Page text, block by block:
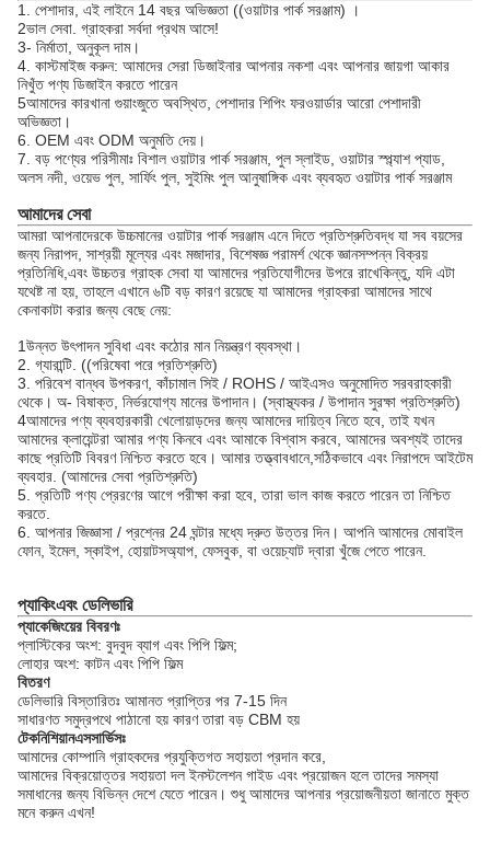
1. পেশাদার, এই লাইনে 14 বছর অভিজ্ঞতা ((ওয়াটার পার্ক সরঞ্জাম) ।
2ভাল সেবা. গ্রাহকরা সর্বদা প্রথম আসে!
3- নির্মাতা, অনুকূল দাম।
4. কাস্টমাইজ করুন: আমাদের সেরা ডিজাইনার আপনার নকশা এবং আপনার জায়গা আকার
নিখুঁত পণ্য ডিজাইন করতে পারেন
5আমাদের কারখানা গুয়াংজুতে অবস্থিত, পেশাদার শিপিং ফরওয়ার্ডার আরো পেশাদারী
অভিজ্ঞতা।
6. OEM এবং ODM অনুমতি দেয়।
7. বড় পণ্যের পরিসীমাঃ বিশাল ওয়াটার পার্ক সরঞ্জাম, পুল স্লাইড, ওয়াটার স্প্ল্যাশ প্যাড,
অলস নদী, ওয়েভ পুল, সার্ফিং পুল, সুইমিং পুল আনুষাঙ্গিক এবং ব্যবহৃত ওয়াটার পার্ক সরঞ্জাম
আমাদের সেবা
আমরা আপনাদেরকে উচ্চমানের ওয়াটার পার্ক সরঞ্জাম এনে দিতে প্রতিশ্রুতিবদ্ধ যা সব বয়সের
জন্য নিরাপদ, সাশ্রয়ী মূল্যের এবং মজাদার, বিশেষজ্ঞ পরামর্শ থেকে জ্ঞানসম্পন্ন বিক্রয়
প্রতিনিধি,এবং উচ্চতর গ্রাহক সেবা যা আমাদের প্রতিযোগীদের উপরে রাখেকিন্তু, যদি এটা
যথেষ্ট না হয়, তাহলে এখানে ৬টি বড় কারণ রয়েছে যা আমাদের গ্রাহকরা আমাদের সাথে
কেনাকাটা করার জন্য বেছে নেয়:
1উন্নত উৎপাদন সুবিধা এবং কঠোর মান নিয়ন্ত্রণ ব্যবস্থা।
2. গ্যারান্টি. ((পরিষেবা পরে প্রতিশ্রুতি)
3. পরিবেশ বান্ধব উপকরণ, কাঁচামাল সিই / ROHS / আইএসও অনুমোদিত সরবরাহকারী
থেকে। অ- বিষাক্ত, নির্ভরযোগ্য মানের উপাদান। (স্বাস্থ্যকর / উপাদান সুরক্ষা প্রতিশ্রুতি)
4আমাদের পণ্য ব্যবহারকারী খেলোয়াড়দের জন্য আমাদের দায়িত্ব নিতে হবে, তাই যখন
আমাদের ক্লায়েন্টরা আমার পণ্য কিনবে এবং আমাকে বিশ্বাস করবে, আমাদের অবশ্যই তাদের
কাছে প্রতিটি বিবরণ নিশ্চিত করতে হবে। আমার তত্ত্বাবধানে,সঠিকভাবে এবং নিরাপদে আইটেম
ব্যবহার. (আমাদের সেবা প্রতিশ্রুতি)
5. প্রতিটি পণ্য প্রেরণের আগে পরীক্ষা করা হবে, তারা ভাল কাজ করতে পারেন তা নিশ্চিত
করতে.
6. আপনার জিজ্ঞাসা / প্রশ্নের 24 ঘন্টার মধ্যে দ্রুত উত্তর দিন। আপনি আমাদের মোবাইল
ফোন, ইমেল, স্কাইপ, হোয়াটসঅ্যাপ, ফেসবুক, বা ওয়েচ্যাট দ্বারা খুঁজে পেতে পারেন.
প্যাকিংএবং ডেলিভারি
প্যাকেজিংয়ের বিবরণঃ
প্লাস্টিকের অংশ: বুদবুদ ব্যাগ এবং পিপি ফিল্ম;
লোহার অংশ: কাটন এবং পিপি ফিল্ম
বিতরণ
ডেলিভারি বিস্তারিতঃ আমানত প্রাপ্তির পর 7-15 দিন
সাধারণত সমুদ্রপথে পাঠানো হয় কারণ তারা বড় CBM হয়
টেকনিশিয়ানএসসার্ভিসঃ
আমাদের কোম্পানি গ্রাহকদের প্রযুক্তিগত সহায়তা প্রদান করে,
আমাদের বিক্রয়োত্তর সহায়তা দল ইনস্টলেশন গাইড এবং প্রয়োজন হলে তাদের সমস্যা
সমাধানের জন্য বিভিন্ন দেশে যেতে পারেন। শুধু আমাদের আপনার প্রয়োজনীয়তা জানাতে মুক্ত
মনে করুন এখন!